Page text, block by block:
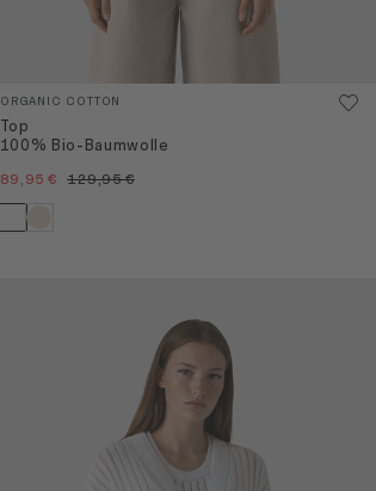
ORGANIC COTTON
Top
100% Bio-Baumwolle
89,95 € 129,95 €